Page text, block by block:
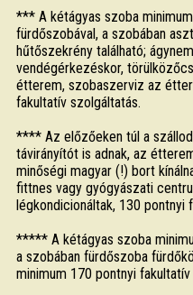
*** A kétágyas szoba
fürdőszobával, a szobában
hűtőszekrény található;
vendégérkezéskor,
étterem, szobaszerviz az
fakultatív szolgáltatás.
**** Az előzőeken túl a
távirányítót is adnak, az
minőségi magyar (!) bort
fittnes vagy gyógyászati
légkondicionáltak, 130 pontnyi
***** A kétágyas szoba
a szobában fürdőszoba
minimum 170 pontnyi